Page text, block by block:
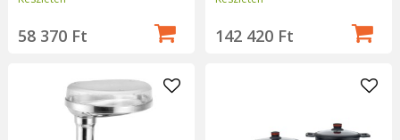
58 370 Ft 142 420 Ft